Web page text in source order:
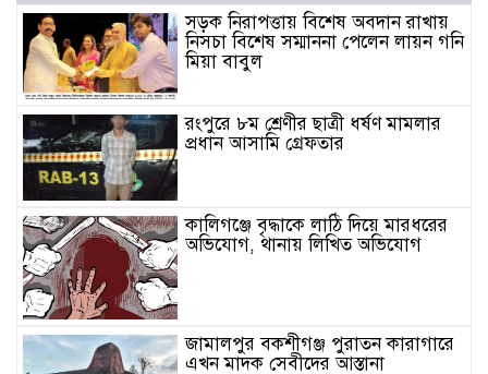
সড়ক নিরাপত্তায় বিশেষ অবদান রাখায়
নিসচা বিশেষ সম্মাননা পেলেন লায়ন গনি
মিয়া বাবুল
রংপুরে ৮ম শ্রেণীর ছাত্রী ধর্ষণ মামলার
প্রধান আসামি গ্রেফতার
কালিগঞ্জে বৃদ্ধাকে লাঠি দিয়ে মারধরের
অভিযোগ, থানায় লিখিত অভিযোগ
জামালপুর বকশীগঞ্জ পুরাতন কারাগারে
এখন মাদক সেবীদের আস্তানা